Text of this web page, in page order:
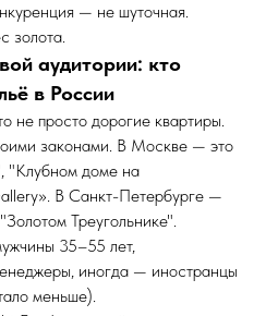
— не шуточная.
золота.
аудитории: кто
в России
не просто дорогие квартиры.
законами. В Москве — это
"Клубном доме на
В Санкт-Петербурге —
Треугольнике".
35–55 лет,
иногда — иностранцы
меньше).